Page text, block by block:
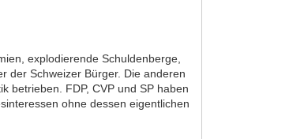
explodierende Schuldenberge,
der Schweizer Bürger. Die anderen
betrieben. FDP, CVP und SP haben
ohne dessen eigentlichen